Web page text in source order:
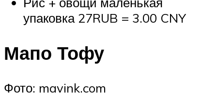
упаковка 27RUB = 3.00 CNY
Мапо Тофу
Фото: mavink.com